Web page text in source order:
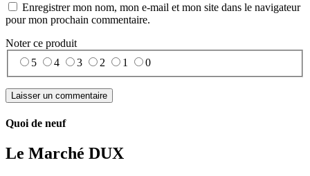
Enregistrer mon nom, mon e-mail et mon site dans le navigateur
pour mon prochain commentaire.
Noter ce produit
5
4 3 2 1 0
Quoi de neuf
Le Marché DUX